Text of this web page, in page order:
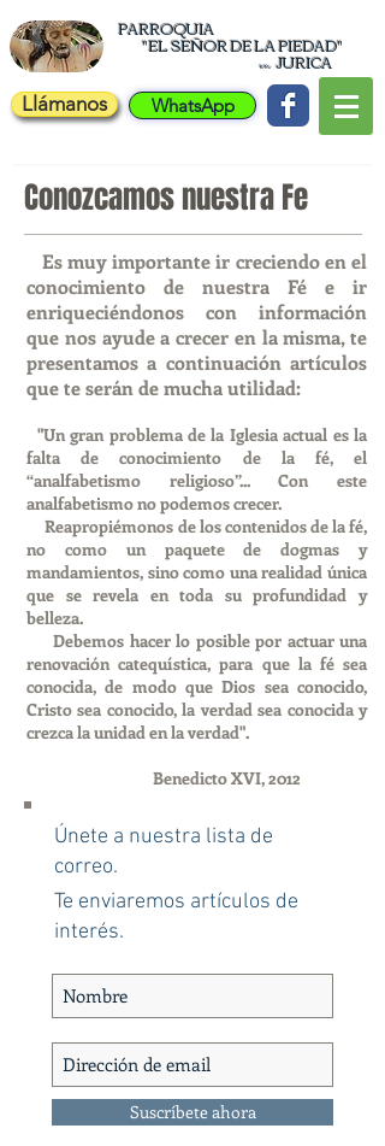
PARROQUIA
"ELSEÑOR DE LA PIEDAD"
enJURICA
Llámanos WhatsApp
Conozcamos nuestra Fe
Es muy importante ir creciendo en el
conocimiento de nuestra Fé e ir
enriqueciéndonos con información
que nos ayude a crecer en la misma, te
presentamos a continuación artículos
que te serán de mucha utilidad:
"Un gran problema de la Iglesia actual es la
falta de conocimiento de la fé, el
“analfabetismo religioso”... Con este
analfabetismo no podemos crecer.
Reapropiémonos de los contenidos de la fé,
no como un paquete de dogmas y
mandamientos, sino como una realidad única
que se revela en toda su profundidad y
belleza.
Debemos hacer lo posible por actuar una
renovación catequística, para que la fé sea
conocida, de modo que Dios sea conocido,
Cristo sea conocido, la verdad sea conocida y
crezca la unidad en la verdad".
Benedicto XVI, 2012
Únete a nuestra lista de
correo.
Te enviaremos artículos de
interés.
Suscríbete ahora